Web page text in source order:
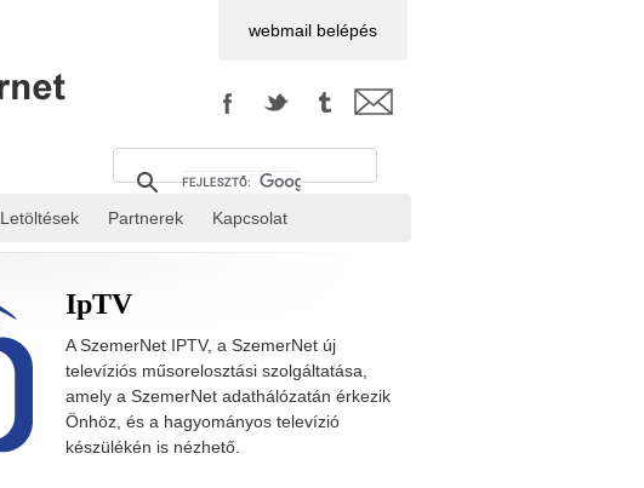
webmail belépés
Letöltések Partnerek Kapcsolat
IpTV
A SzemerNet IPTV, a SzemerNet új
televíziós műsorelosztási szolgáltatása,
amely a SzemerNet adathálózatán érkezik
Önhöz, és a hagyományos televízió
készülékén is nézhető.